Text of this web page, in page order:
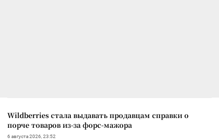
Wildberries стала выдавать продавцам справки о
порче товаров из-за форс-мажора
6 августа 2026, 23:52